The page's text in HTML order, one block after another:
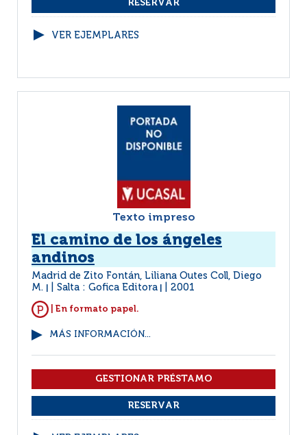
VER EJEMPLARES
Texto impreso
El camino de los ángeles
andinos
Madrid de Zito Fontán, Liliana Outes Coll, Diego
M.
Salta : Gofica Editora 2001
| En formato papel.
MÁS INFORMACIÓN...